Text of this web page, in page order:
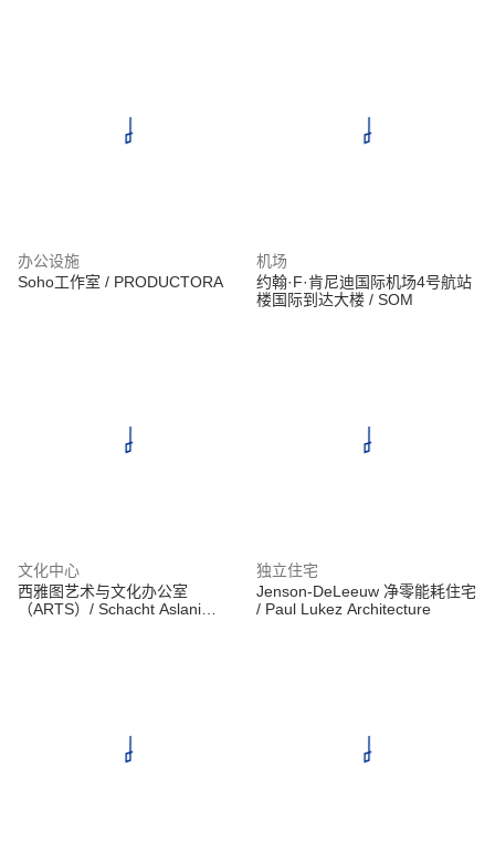
办公设施
Soho工作室 / PRODUCTORA
机场
约翰·F·肯尼迪国际机场4号航站
楼国际到达大楼 / SOM
文化中心
西雅图艺术与文化办公室
（ARTS）/ Schacht Aslani
独立住宅
Jenson-DeLeeuw 净零能耗住宅
/ Paul Lukez Architecture